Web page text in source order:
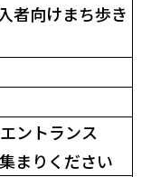
者向けまち歩き
エントランス
まりください